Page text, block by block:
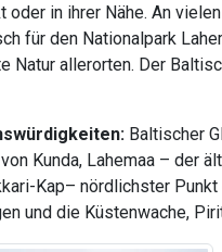
in ihrer Nähe. An
für den Nationalpark
Natur allerorten. Der
Baltischer
Kunda, Lahemaa – der
Kap– nördlichster
und die Küstenwache,